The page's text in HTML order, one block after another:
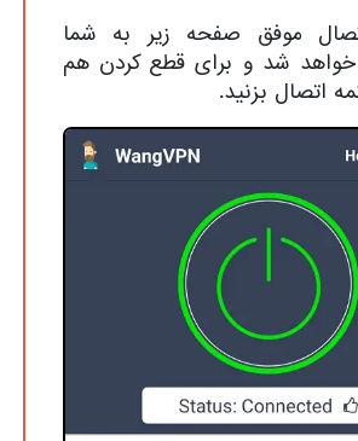
موفق صفحه زیر به شما
شد و برای قطع کردن هم
اتصال بزنید.